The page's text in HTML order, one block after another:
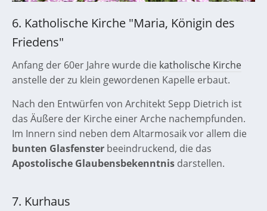
6. Katholische Kirche "Maria, Königin des
Friedens"
Anfang der 60er Jahre wurde die katholische Kirche
anstelle der zu klein gewordenen Kapelle erbaut.
Nach den Entwürfen von Architekt Sepp Dietrich ist
das Äußere der Kirche einer Arche nachempfunden.
Im Innern sind neben dem Altarmosaik vor allem die
bunten Glasfenster beeindruckend, die das
Apostolische Glaubensbekenntnis darstellen.
7. Kurhaus